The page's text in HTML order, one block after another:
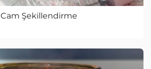
Cam Şekillendirme